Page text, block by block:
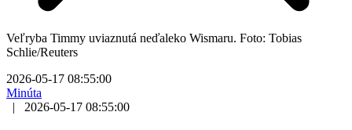
Veľryba Timmy uviaznutá neďaleko Wismaru. Foto: Tobias
Schlie/Reuters
2026-05-17 08:55:00
Minúta
|
2026-05-17 08:55:00